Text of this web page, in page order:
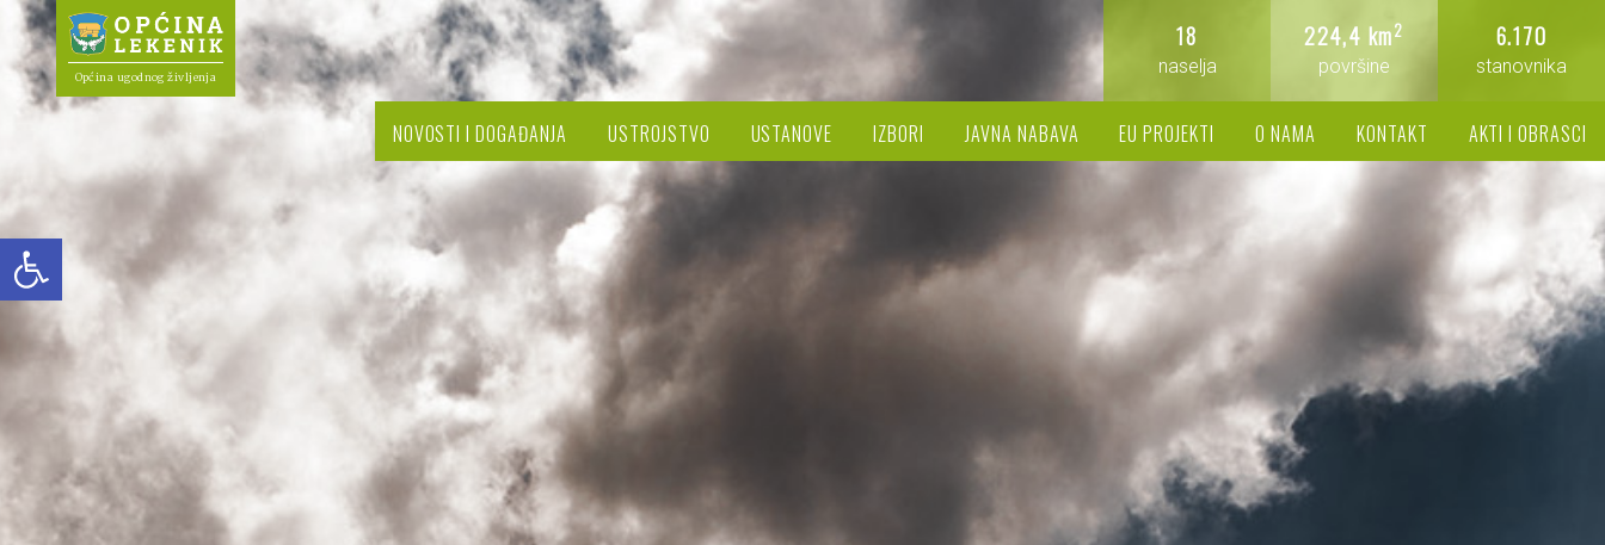
Open toolbar
Općina ugodnog življenja
6.170
stanovnika
224,4 km2
površine
18
naselja
NOVOSTI I DOGAĐANJA USTROJSTVO USTANOVE IZBORI JAVNA NABAVA EU PROJEKTI O NAMA KONTAKT AKTI I OBRASCI